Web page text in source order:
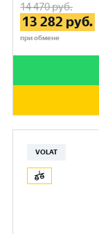
14 470руб.
13 282 руб.
при обмене
VOLAT